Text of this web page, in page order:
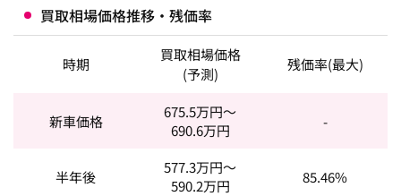
買取相場価格推移・残価率
時期
買取相場価格
(予測)
残価率(最大)
新車価格 675.5万円～
690.6万円 -
半年後 577.3万円～
590.2万円 85.46%